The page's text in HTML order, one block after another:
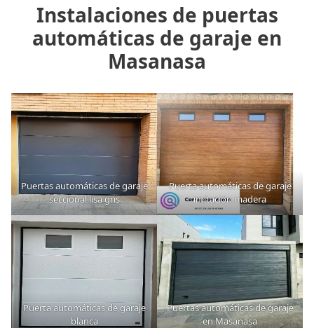
Instalaciones de puertas
automáticas de garaje en
Masanasa
Puertas automáticas de garaje
seccional lisa gris
Puerta automáticas de garaje
imitación madera
Puerta automáticas de garaje
blanca
Puertas automáticas de garaje
en Masanasa